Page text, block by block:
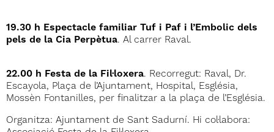
19.30 h Espectacle familiar Tuf i Paf i l’Embolic dels
pels de la Cia Perpètua. Al carrer Raval.
22.00 h Festa de la Fil·loxera. Recorregut: Raval, Dr.
Escayola, Plaça de l’Ajuntament, Hospital, Església,
Mossèn Fontanilles, per finalitzar a la plaça de l’Església.
Organitza: Ajuntament de Sant Sadurní. Hi col·labora: